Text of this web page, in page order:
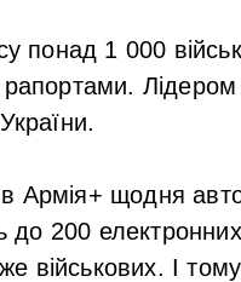
понад 1 000
Армія+ щодня
до 200
військових. І